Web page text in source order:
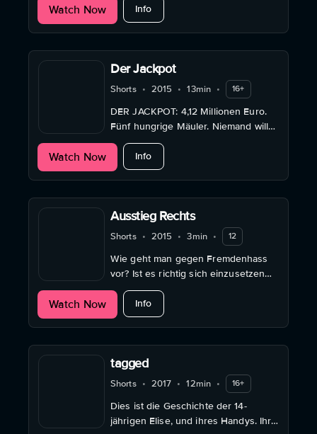
Watch Now Infoabout Farewell
Der Jackpot
Shorts • 2015 • 13min • 16+
DER JACKPOT: 4,12 Millionen Euro.
Fünf hungrige Mäuler. Niemand will
teilen. Ein Kurzfilm von Young
German Talent Malte Wirtz (Voll
Paula!).
Watch Now Infoabout Der Jackpot
Ausstieg Rechts
Shorts • 2015 • 3min • 12
Wie geht man gegen Fremdenhass
vor? Ist es richtig sich einzusetzen
oder riskiert man dabei selbst Opfer
von Aggression zu werden? Ein
fiktionalisiertes Alltagsbeispiel. Als
Watch Now Infoabout Ausstieg Rechts
tagged
Shorts • 2017 • 12min • 16+
Dies ist die Geschichte der 14-
jährigen Elise, und ihres Handys. Ihre